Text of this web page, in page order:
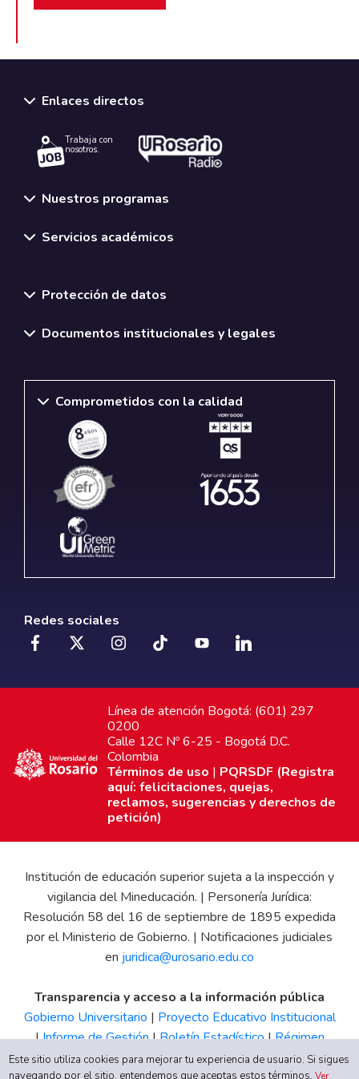
Enlaces directos
Trabaja con
nosotros.
Nuestros programas
Servicios académicos
Protección de datos
Documentos institucionales y legales
Comprometidos con la calidad
Redes sociales
Línea de atención Bogotá: (601) 297
0200
Calle 12C Nº 6-25 - Bogotá D.C.
Colombia
Términos de uso | PQRSDF (Registra
aquí: felicitaciones, quejas,
reclamos, sugerencias y derechos de
petición)
Institución de educación superior sujeta a la inspección y
vigilancia del Mineducación. | Personería Jurídica:
Resolución 58 del 16 de septiembre de 1895 expedida
por el Ministerio de Gobierno. | Notificaciones judiciales
en juridica@urosario.edu.co
Transparencia y acceso a la información pública
Gobierno Universitario | Proyecto Educativo Institucional
|Informe de Gestión|Boletín Estadístico|Régimen
Tributario|Estados Financieros |Código de Ética| Canal
Este sitio utiliza cookies para mejorar tu experiencia de usuario. Si sigues
navegando por el sitio, entendemos que aceptas estos términos.Ver